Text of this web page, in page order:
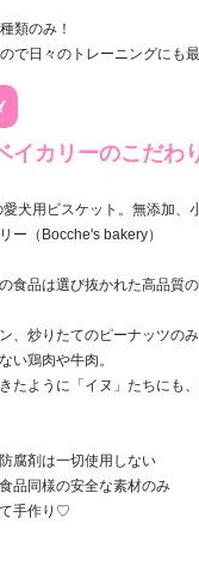
類のみ！
で日々のトレーニングにも最
イカリーのこだわ
食品は選び抜かれた高品質
、炒りたてのピーナッツの
い鶏肉や牛肉。
たように「イヌ」たちにも
腐剤は一切使用しない
品同様の安全な素材のみ
て手作り♡